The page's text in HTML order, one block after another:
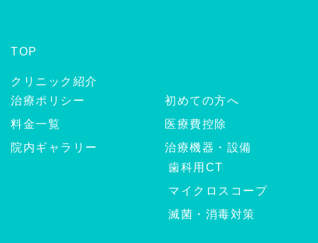
TOP
クリニック紹介
治療ポリシー
初めての方へ
料金一覧
医療費控除
院内ギャラリー
治療機器・設備
歯科用CT
マイクロスコープ
滅菌・消毒対策